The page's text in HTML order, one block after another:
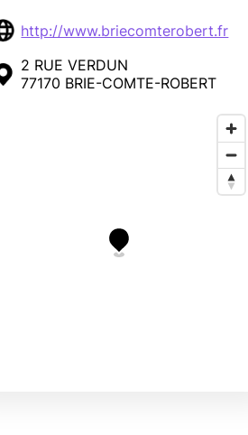
http://www.briecomterobert.fr
2 RUE VERDUN
77170 BRIE-COMTE-ROBERT